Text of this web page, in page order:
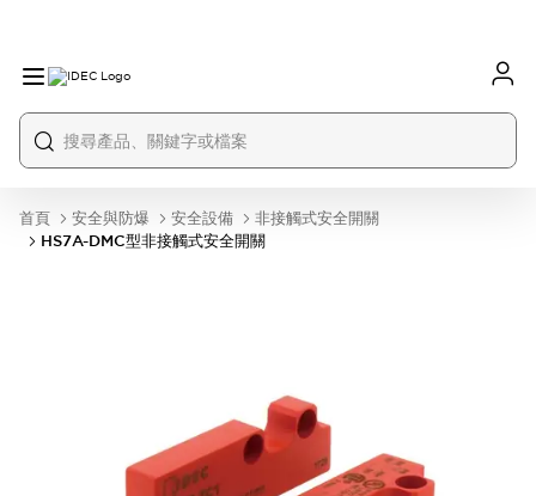
首頁 安全與防爆 安全設備
非接觸式安全開關
HS7A-DMC型非接觸式安全開關